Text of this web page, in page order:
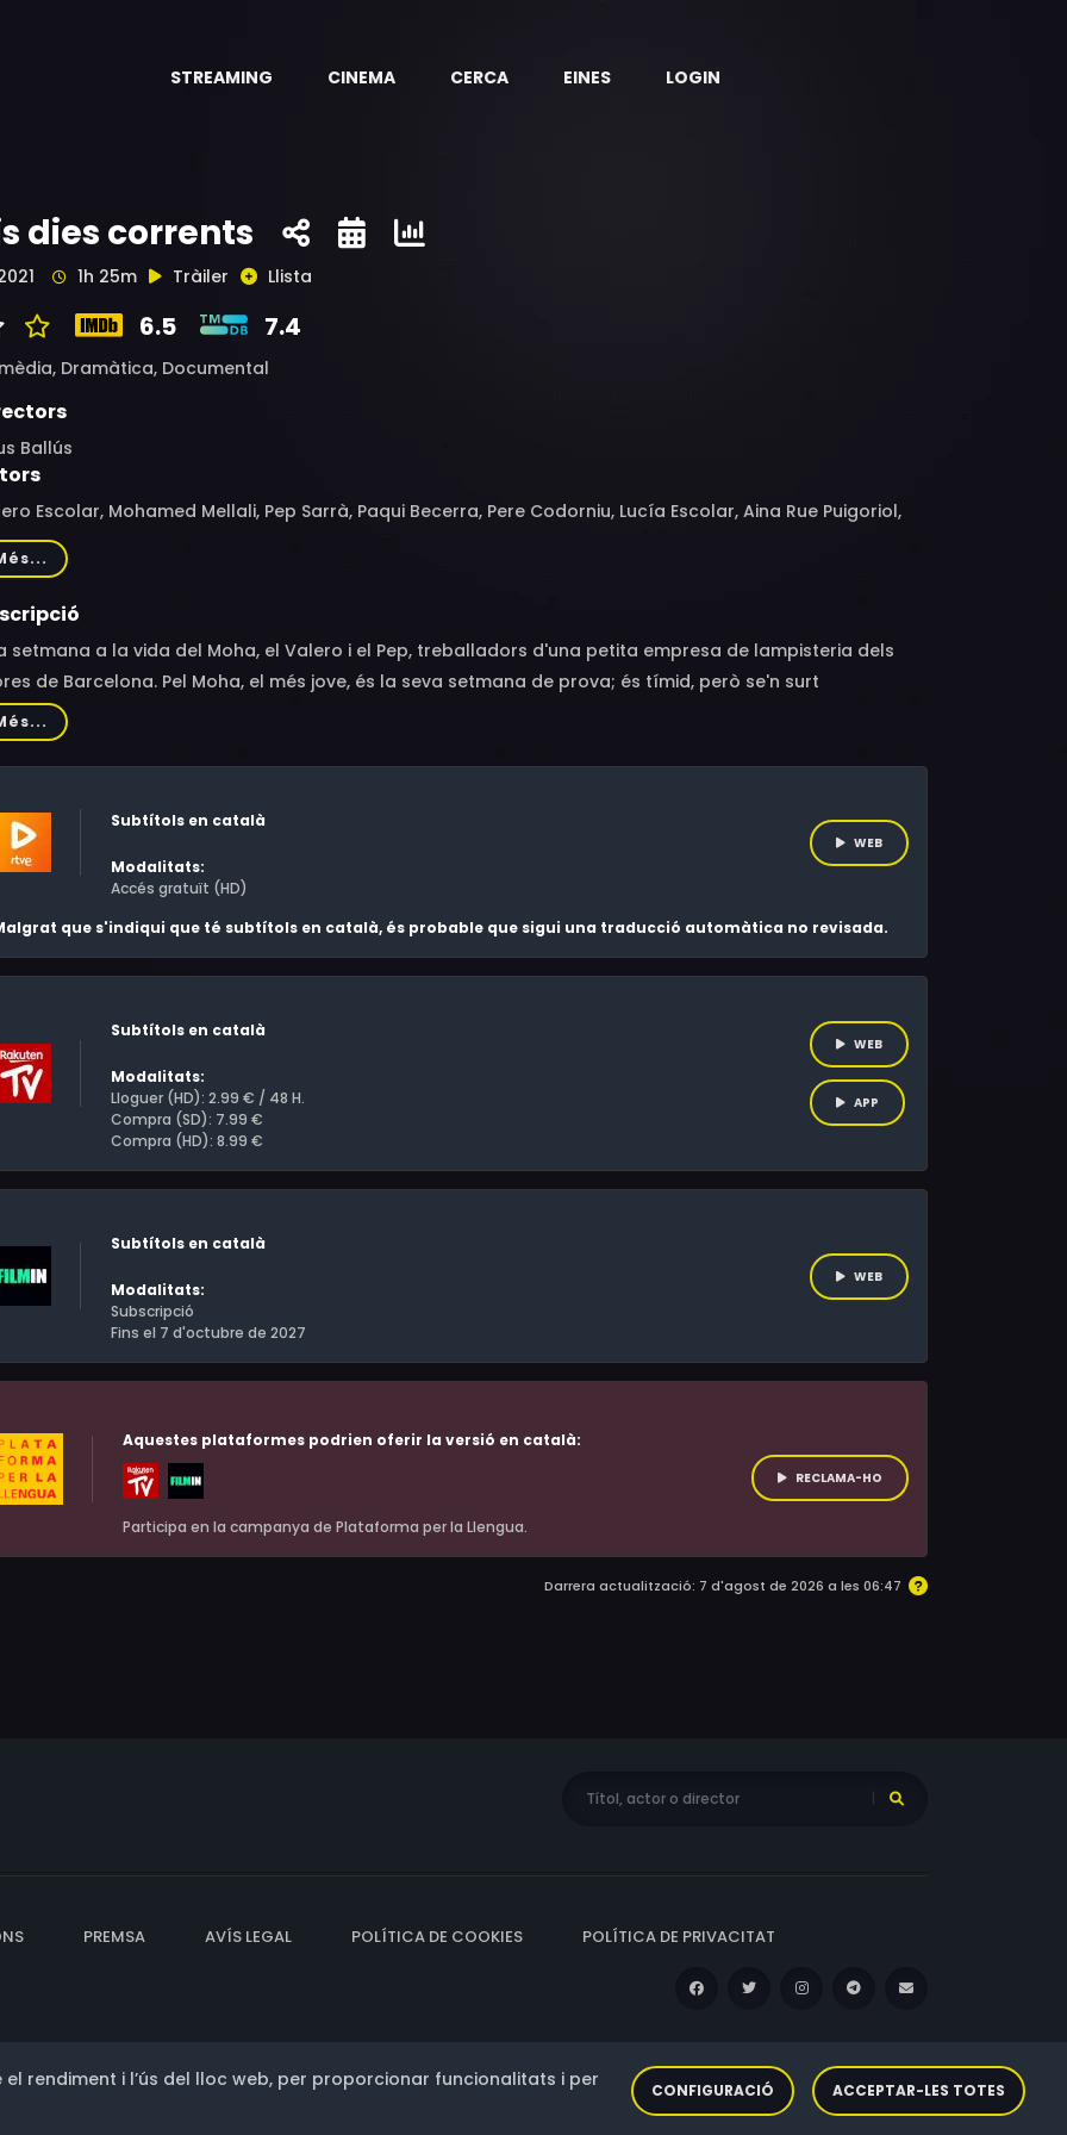
STREAMING CINEMA CERCA EINES LOGIN
dies corrents
1h 25m Tràiler Llista
6.5 7.4
Dramàtica, Documental
Ballús
Escolar, Mohamed Mellali, Pep Sarrà, Paqui Becerra, Pere Codorniu, Lucía Escolar, Aina Rue Puigoriol,
Rue Puigoriol, Oriol Cervera, Alessia Bofarull, Judith Vizcarra Puig
setmana a la vida del Moha, el Valero i el Pep, treballadors d'una petita empresa de lampisteria dels
de Barcelona. Pel Moha, el més jove, és la seva setmana de prova; és tímid, però se'n surt
bé amb els clients. El Moha haurà de substituir el Pep, que està a punt de jubilar-se. Però en
no veu gens clar que en Pep es jubili; creu que el Moha no està preparat i dubta que els clients
un treballador marroquí. Potser sis dies són massa pocs per fer que algú canviï, que superi els
Potser és poc temps per fer un nou amic. Però potser sí que són prou per descobrir que hem
a conviure.
Subtítols en català
Modalitats:
Accés gratuït (HD)
WEB
que s'indiqui que té subtítols en català, és probable que sigui una traducció automàtica no revisada.
Subtítols en català
Modalitats:
Lloguer (HD): 2.99 € / 48 H.
Compra (SD): 7.99 €
Compra (HD): 8.99 €
WEB
APP
Subtítols en català
Modalitats:
Subscripció
Fins el 7 d'octubre de 2027
WEB
Aquestes plataformes podrien oferir la versió en català:
Participa en la campanya de Plataforma per la Llengua.
RECLAMA-HO
Darrera actualització: 7 d'agost de 2026 a les 06:47
PREMSA AVÍS LEGAL POLÍTICA DE COOKIES POLÍTICA DE PRIVACITAT
rendiment i l’ús del lloc web, per proporcionar funcionalitats i per
CONFIGURACIÓ ACCEPTAR-LES TOTES